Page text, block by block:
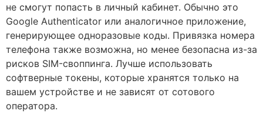
не смогут попасть в личный кабинет. Обычно это
Google Authenticator или аналогичное приложение,
генерирующее одноразовые коды. Привязка номера
телефона также возможна, но менее безопасна из-за
рисков SIM-своппинга. Лучше использовать
софтверные токены, которые хранятся только на
вашем устройстве и не зависят от сотового
оператора.